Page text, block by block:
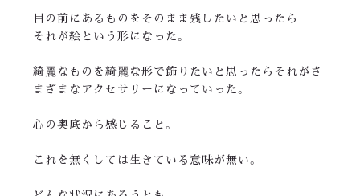
目の前にあるものをそのまま残したいと思ったら
それが絵という形になった。
綺麗なものを綺麗な形で飾りたいと思ったらそれがさ
まざまなアクセサリーになっていった。
心の奥底から感じること。
これを無くしては生きている意味が無い。